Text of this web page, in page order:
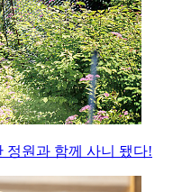
정원과 함께 사니 됐다!